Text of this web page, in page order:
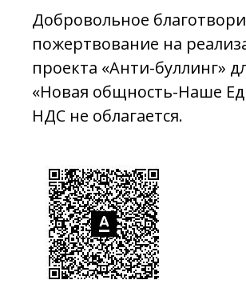
Добровольное
пожертвование на
проекта «Анти-буллинг»
«Новая общность-Наше
НДС не облагается.